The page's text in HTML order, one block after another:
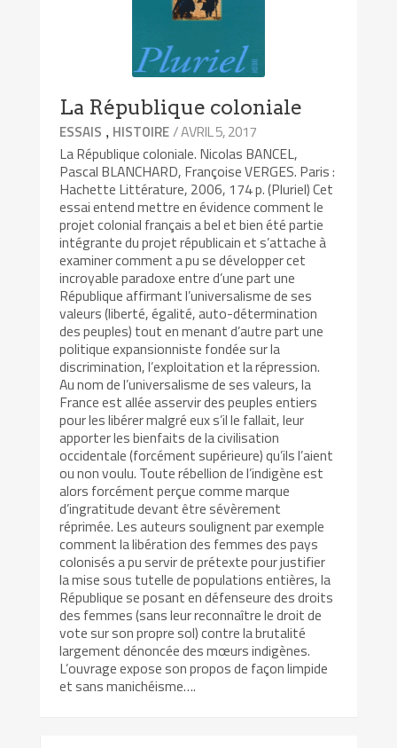
La République coloniale
ESSAIS , HISTOIRE/ AVRIL 5, 2017
La République coloniale. Nicolas BANCEL,
Pascal BLANCHARD, Françoise VERGES. Paris :
Hachette Littérature, 2006, 174 p. (Pluriel) Cet
essai entend mettre en évidence comment le
projet colonial français a bel et bien été partie
intégrante du projet républicain et s’attache à
examiner comment a pu se développer cet
incroyable paradoxe entre d’une part une
République affirmant l’universalisme de ses
valeurs (liberté, égalité, auto-détermination
des peuples) tout en menant d’autre part une
politique expansionniste fondée sur la
discrimination, l’exploitation et la répression.
Au nom de l’universalisme de ses valeurs, la
France est allée asservir des peuples entiers
pour les libérer malgré eux s’il le fallait, leur
apporter les bienfaits de la civilisation
occidentale (forcément supérieure) qu’ils l’aient
ou non voulu. Toute rébellion de l’indigène est
alors forcément perçue comme marque
d’ingratitude devant être sévèrement
réprimée. Les auteurs soulignent par exemple
comment la libération des femmes des pays
colonisés a pu servir de prétexte pour justifier
la mise sous tutelle de populations entières, la
République se posant en défenseure des droits
des femmes (sans leur reconnaître le droit de
vote sur son propre sol) contre la brutalité
largement dénoncée des mœurs indigènes.
L’ouvrage expose son propos de façon limpide
et sans manichéisme….